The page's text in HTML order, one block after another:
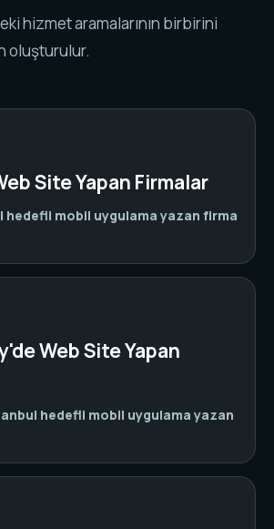
hizmet aramalarının birbirini
oluşturulur.
Site Yapan Firmalar
hedefli mobil uygulama yazan firma
Web Site Yapan
hedefli mobil uygulama yazan